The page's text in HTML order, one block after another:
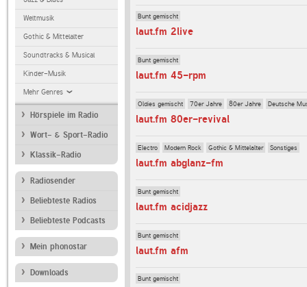
Weltmusik
Gothic & Mittelalter
Soundtracks & Musical
Kinder-Musik
Mehr Genres
Hörspiele im Radio
Wort- & Sport-Radio
Klassik-Radio
Radiosender
Beliebteste Radios
Beliebteste Podcasts
Mein phonostar
Downloads
Bunt gemischt
laut.fm 2live
Bunt gemischt
laut.fm 45-rpm
Oldies gemischt 70er Jahre 80er Jahre Deutsche
laut.fm 80er-revival
Electro Modern Rock Gothic & Mittelalter Sonstiges
laut.fm abglanz-fm
Bunt gemischt
laut.fm acidjazz
Bunt gemischt
laut.fm afm
Bunt gemischt